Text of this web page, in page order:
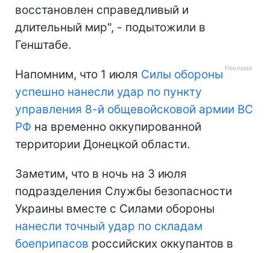
восстановлен справедливый и
длительный мир", - подытожили в
Генштабе.
Напомним, что 1 июля Силы обороны
успешно нанесли удар по пункту
управления 8-й общевойсковой армии ВС
РФ на временно оккупированной
территории Донецкой области.
Заметим, что в ночь на 3 июля
подразделения Службы безопасности
Украины вместе с Силами обороны
нанесли точный удар по складам
боеприпасов российских оккупантов в